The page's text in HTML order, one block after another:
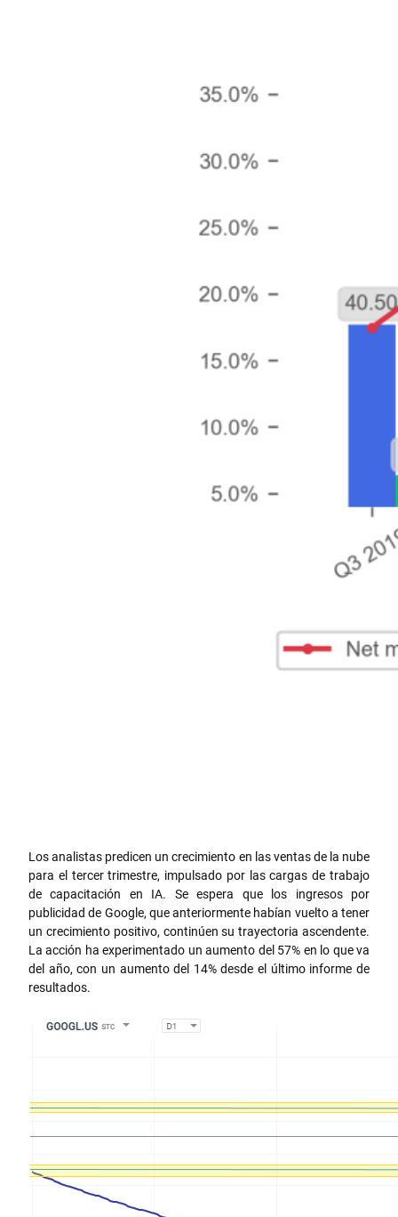
Los analistas predicen un crecimiento en las ventas de la nube
para el tercer trimestre, impulsado por las cargas de trabajo
de capacitación en IA. Se espera que los ingresos por
publicidad de Google, que anteriormente habían vuelto a tener
un crecimiento positivo, continúen su trayectoria ascendente.
La acción ha experimentado un aumento del 57% en lo que va
del año, con un aumento del 14% desde el último informe de
resultados.